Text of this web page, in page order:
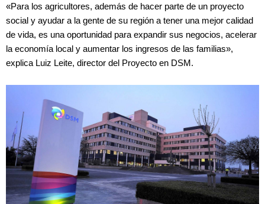
«Para los agricultores, además de hacer parte de un proyecto
social y ayudar a la gente de su región a tener una mejor calidad
de vida, es una oportunidad para expandir sus negocios, acelerar
la economía local y aumentar los ingresos de las familias»,
explica Luiz Leite, director del Proyecto en DSM.